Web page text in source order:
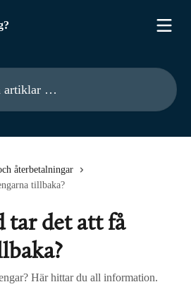
återbetalningar
tillbaka?
tar det att få
Här hittar du all information.